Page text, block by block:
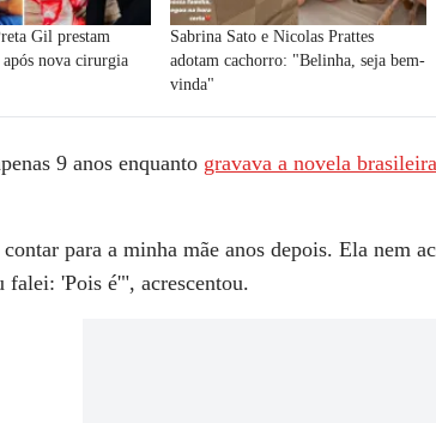
Gil prestam
nova cirurgia
Sabrina Sato e Nicolas Prattes
adotam cachorro: "Belinha, seja bem-
vinda"
9 anos enquanto gravava a novela brasileira
para a minha mãe anos depois. Ela nem
falei: 'Pois é'", acrescentou.